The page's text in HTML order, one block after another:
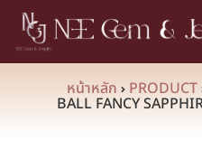
หน้าหลัก PRODUCT
BALL FANCY